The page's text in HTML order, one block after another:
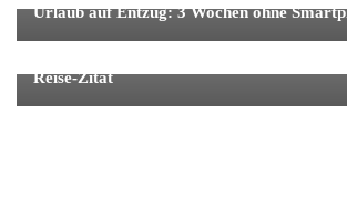
Urlaub auf Entzug: 3 Wochen ohne
Reise-Zitat